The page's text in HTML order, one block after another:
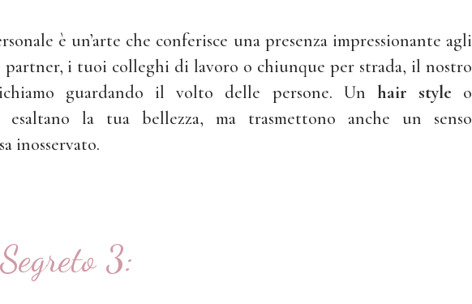
è un’arte che conferisce una presenza impressionante agli
i tuoi colleghi di lavoro o chiunque per strada, il nostro
guardando il volto delle persone. Un hair style o
la tua bellezza, ma trasmettono anche un senso
inosservato.
Segreto 3: